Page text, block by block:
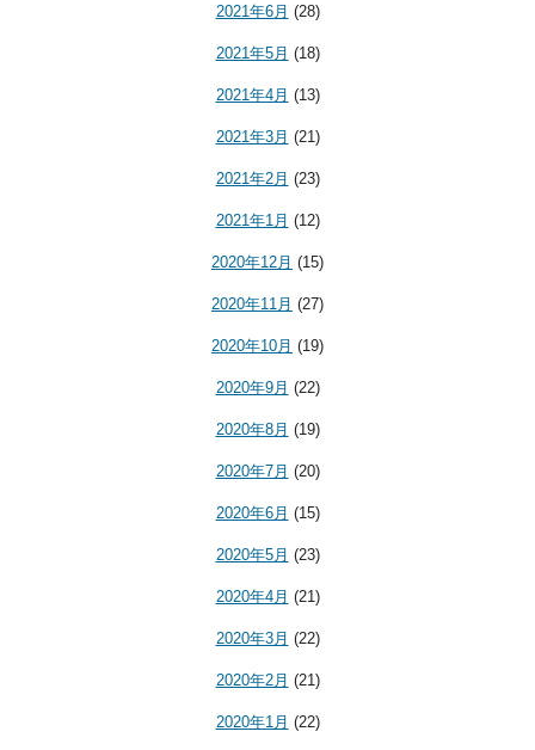
2021年6月 (28)
2021年5月 (18)
2021年4月 (13)
2021年3月 (21)
2021年2月 (23)
2021年1月 (12)
2020年12月 (15)
2020年11月 (27)
2020年10月 (19)
2020年9月 (22)
2020年8月 (19)
2020年7月 (20)
2020年6月 (15)
2020年5月 (23)
2020年4月 (21)
2020年3月 (22)
2020年2月 (21)
2020年1月 (22)